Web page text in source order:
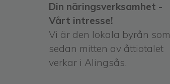
Din näringsverksamhet -
Vårt intresse!
Vi är den lokala byrån som
sedan mitten av åttiotalet
verkar i Alingsås.